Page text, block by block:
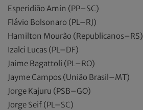
Esperidião Amin (PP–SC)
Flávio Bolsonaro (PL–RJ)
Hamilton Mourão (Republicanos–RS)
Izalci Lucas (PL–DF)
Jaime Bagattoli (PL–RO)
Jayme Campos (União Brasil–MT)
Jorge Kajuru (PSB–GO)
Jorge Seif (PL–SC)